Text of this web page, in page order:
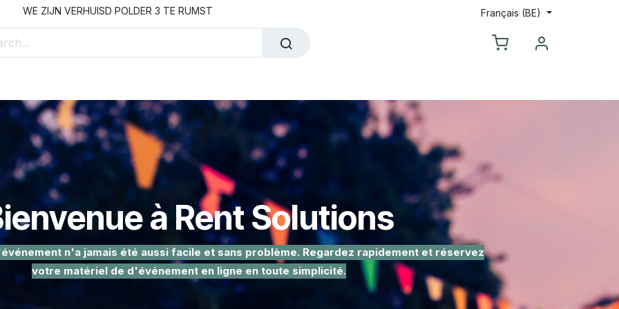
WE ZIJN VERHUISD POLDER 3 TE RUMST Français (BE)
à Rent Solutions
n'a jamais été aussi facile et sans problème. Regardez rapidement et réservez
votre matériel de d'événement en ligne en toute simplicité.